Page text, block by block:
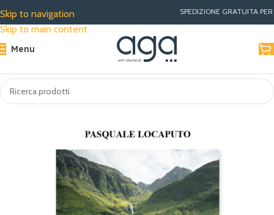
Skip to navigation
Skip to main content
SPEDIZIONE GRATUITA PER
Menu